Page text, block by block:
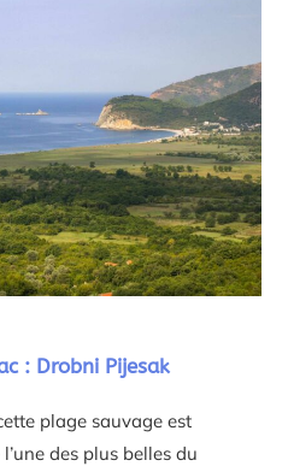
: Drobni Pijesak
plage sauvage est
des plus belles du